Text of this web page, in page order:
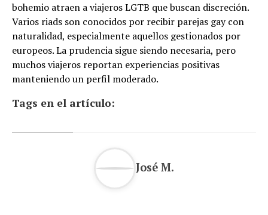
bohemio atraen a viajeros LGTB que buscan discreción.
Varios riads son conocidos por recibir parejas gay con
naturalidad, especialmente aquellos gestionados por
europeos. La prudencia sigue siendo necesaria, pero
muchos viajeros reportan experiencias positivas
manteniendo un perfil moderado.
Tags en el artículo:
José M.